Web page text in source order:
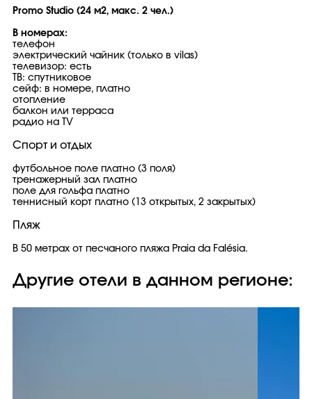
Promo Studio (24 м2, макс. 2 чел.)
В номерах:
телефон
электрический чайник (только в vilas)
телевизор: есть
ТВ: спутниковое
сейф: в номере, платно
отопление
балкон или терраса
радио на TV
Спорт и отдых
футбольное поле платно (3 поля)
тренажерный зал платно
поле для гольфа платно
теннисный корт платно (13 открытых, 2 закрытых)
Пляж
В 50 метрах от песчаного пляжа Praia da Falésia.
Другие отели в данном регионе: